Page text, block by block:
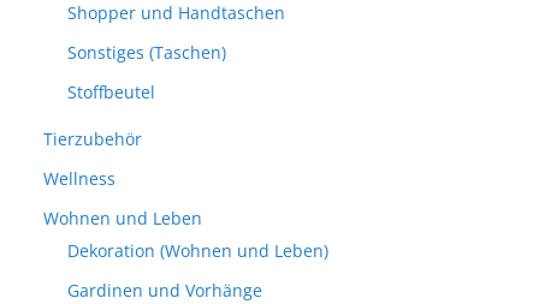
Shopper und Handtaschen
Sonstiges (Taschen)
Stoffbeutel
Tierzubehör
Wellness
Wohnen und Leben
Dekoration (Wohnen und Leben)
Gardinen und Vorhänge